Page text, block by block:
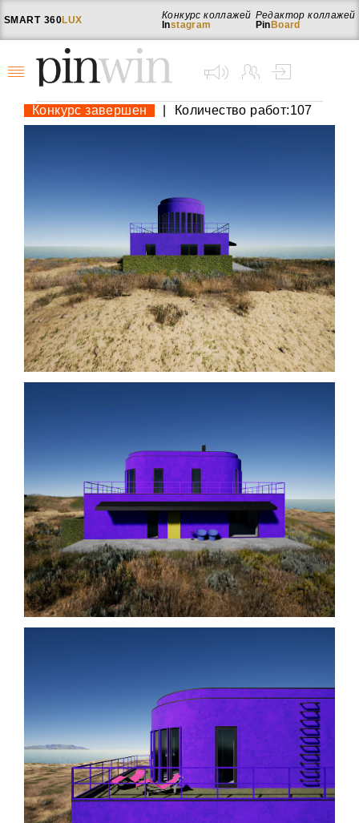
SMART 360LUX
Редактор коллажей
Pin Board
Конкурс коллажей
Instagram
Конкурс завершен Количество работ:107